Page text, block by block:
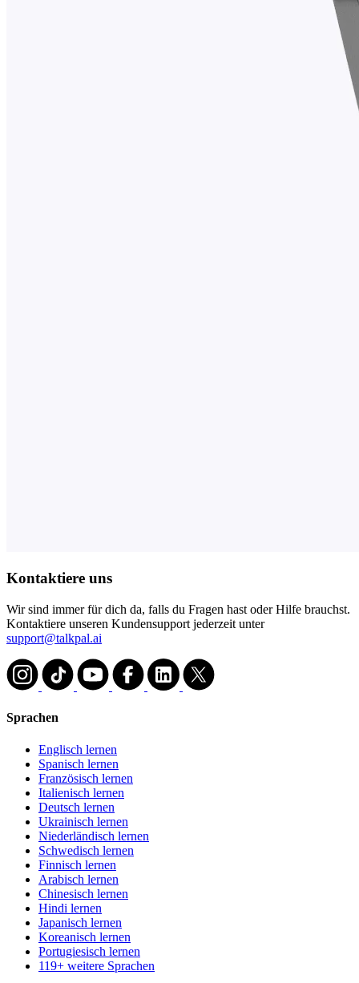
Kontaktiere uns
Wir sind immer für dich da, falls du Fragen hast oder Hilfe brauchst.
Kontaktiere unseren Kundensupport jederzeit unter
support@talkpal.ai
Sprachen
Englisch lernen
Spanisch lernen
Französisch lernen
Italienisch lernen
Deutsch lernen
Ukrainisch lernen
Niederländisch lernen
Schwedisch lernen
Finnisch lernen
Arabisch lernen
Chinesisch lernen
Hindi lernen
Japanisch lernen
Koreanisch lernen
Portugiesisch lernen
119+ weitere Sprachen